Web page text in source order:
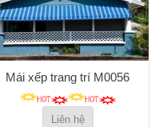
Mái xếp trang trí M0056
Liên hệ